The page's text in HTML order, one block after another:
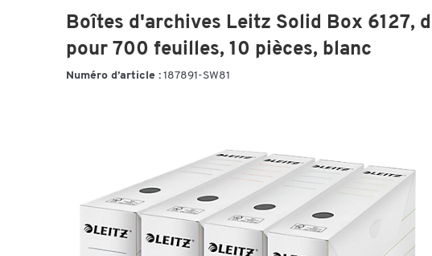
Boîtes d'archives Leitz Solid Box 6127,
pour 700 feuilles, 10 pièces, blanc
Numéro d’article : 187891-SW81